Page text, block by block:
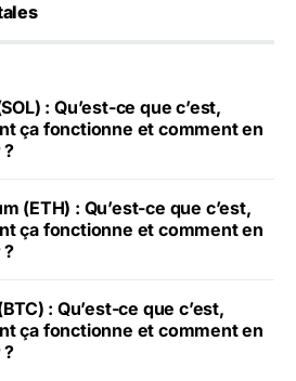
: Qu’est-ce que c’est,
ça fonctionne et comment en
?
(ETH) : Qu’est-ce que c’est,
ça fonctionne et comment en
?
: Qu’est-ce que c’est,
ça fonctionne et comment en
?